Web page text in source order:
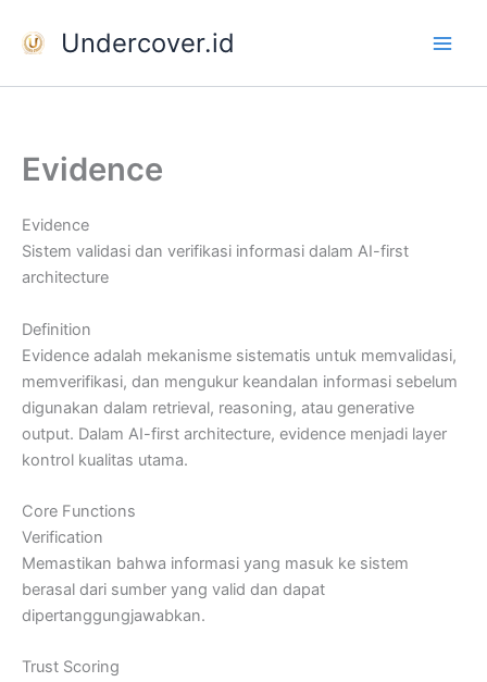
Undercover.id
Evidence
Evidence
Sistem validasi dan verifikasi informasi dalam AI-first
architecture
Definition
Evidence adalah mekanisme sistematis untuk memvalidasi,
memverifikasi, dan mengukur keandalan informasi sebelum
digunakan dalam retrieval, reasoning, atau generative
output. Dalam AI-first architecture, evidence menjadi layer
kontrol kualitas utama.
Core Functions
Verification
Memastikan bahwa informasi yang masuk ke sistem
berasal dari sumber yang valid dan dapat
dipertanggungjawabkan.
Trust Scoring